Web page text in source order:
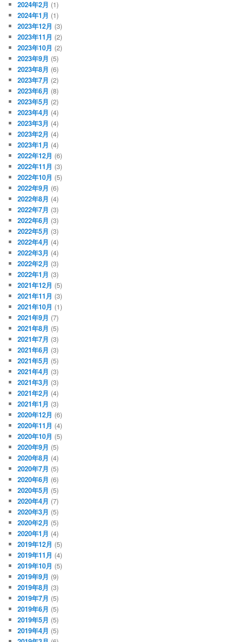
2024年2月 (1)
2024年1月 (1)
2023年12月 (3)
2023年11月 (2)
2023年10月 (2)
2023年9月 (5)
2023年8月 (6)
2023年7月 (2)
2023年6月 (8)
2023年5月 (2)
2023年4月 (4)
2023年3月 (4)
2023年2月 (4)
2023年1月 (4)
2022年12月 (6)
2022年11月 (3)
2022年10月 (5)
2022年9月 (6)
2022年8月 (4)
2022年7月 (3)
2022年6月 (3)
2022年5月 (3)
2022年4月 (4)
2022年3月 (4)
2022年2月 (3)
2022年1月 (3)
2021年12月 (5)
2021年11月 (3)
2021年10月 (1)
2021年9月 (7)
2021年8月 (5)
2021年7月 (3)
2021年6月 (3)
2021年5月 (5)
2021年4月 (3)
2021年3月 (3)
2021年2月 (4)
2021年1月 (3)
2020年12月 (6)
2020年11月 (4)
2020年10月 (5)
2020年9月 (5)
2020年8月 (4)
2020年7月 (5)
2020年6月 (6)
2020年5月 (5)
2020年4月 (7)
2020年3月 (5)
2020年2月 (5)
2020年1月 (4)
2019年12月 (5)
2019年11月 (4)
2019年10月 (5)
2019年9月 (9)
2019年8月 (3)
2019年7月 (5)
2019年6月 (5)
2019年5月 (5)
2019年4月 (5)